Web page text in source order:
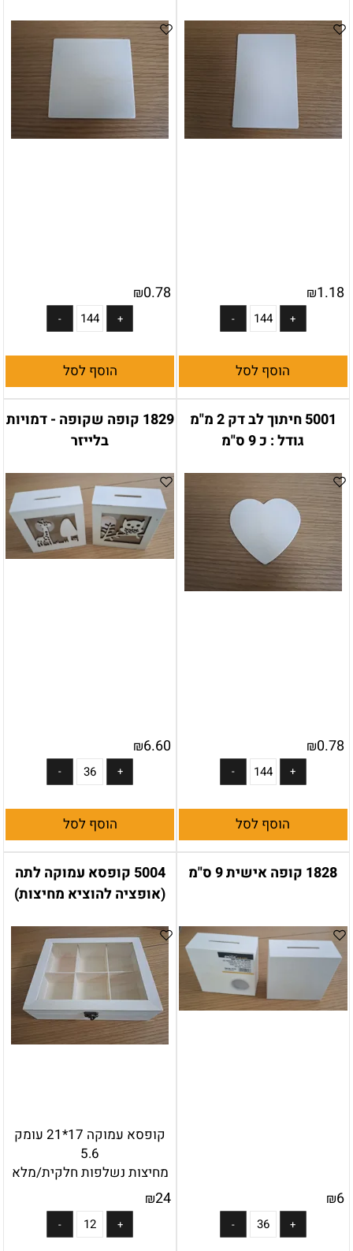
₪1.18
הוסף לסל
₪0.78
הוסף לסל
5001 חיתוך לב דק 2 מ"מ
גודל : כ 9 ס"מ
₪0.78
הוסף לסל
1829 קופה שקופה - דמויות
בלייזר
₪6.60
הוסף לסל
1828 קופה אישית 9 ס"מ
₪6
5004 קופסא עמוקה לתה
(אופציה להוציא מחיצות)
קופסא עמוקה 17*21 עומק
5.6
מחיצות נשלפות חלקית/מלא
₪24